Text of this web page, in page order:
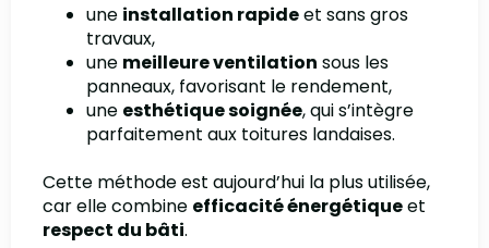
une installation rapideet sans gros
travaux,
une meilleure ventilation sous les
panneaux, favorisant le rendement,
une esthétique soignée, qui s’intègre
parfaitement aux toitures landaises.
Cette méthode est aujourd’hui la plus utilisée,
car elle combine efficacité énergétiqueet
respect du bâti.